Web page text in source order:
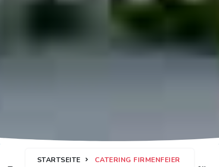
STARTSEITE CATERING FIRMENFEIER